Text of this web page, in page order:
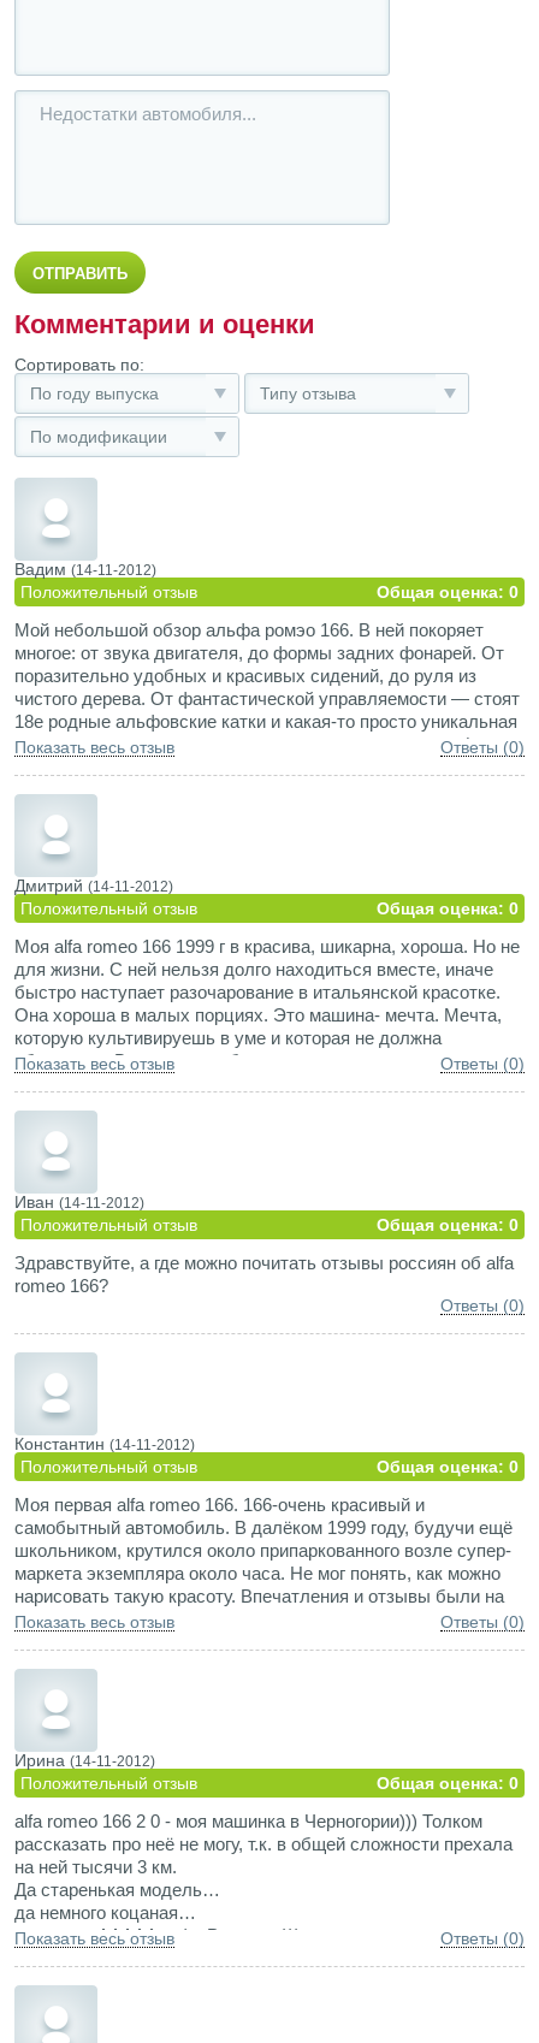
Комментарии и оценки
Сортировать по:
По году выпуска
Типу отзыва
По модификации
Вадим (14-11-2012)
Положительный отзыв Общая оценка: 0
Мой небольшой обзор альфа ромэо 166. В ней покоряет
многое: от звука двигателя, до формы задних фонарей. От
поразительно удобных и красивых сидений, до руля из
чистого дерева. От фантастической управляемости — стоят
18е родные альфовские катки и какая-то просто уникальная
подвеска — до ускорения со ста, или ста пятидесяти (кому
посадки в салоне этого авто. Лучше я устраивался,
пожалуй, только что в БМВ Е39, если память не изменяет,
комплектация individual. Машина прекрасно ведет себя на
большой скорости, а разгонял я ее, правда, слово "разгонял"
не то, ускорял, скорее, до 220 км/ч, дальше было
страшновато, даже несмотря на то, что опаздывал в
аэропорт! Корю себя за трусость, поскольку потенциал
позволяет ей ехать около 250… Эта альфа обладает
прекрасной шумоизоляцией, позволяет тратить до 9 (!) л на
сотню, за это отвечает пятиступенчатый автомат, все
помнят про 3.0х литровый моторчик… А в городе при
движении в режиме "в тапку" кушает все 20 =)
Показать весь отзыв Ответы (0)
Дмитрий (14-11-2012)
Положительный отзыв Общая оценка: 0
Моя alfa romeo 166 1999 г в красива, шикарна, хороша. Но не
для жизни. С ней нельзя долго находиться вместе, иначе
быстро наступает разочарование в итальянской красотке.
Она хороша в малых порциях. Это машина- мечта. Мечта,
которую культивируешь в уме и которая не должна
сбываться. Ведь должно быть что то светлое, прекрасное и
тюнинг
Показать весь отзыв Ответы (0)
Иван (14-11-2012)
Положительный отзыв Общая оценка: 0
Здравствуйте, а где можно почитать отзывы россиян об alfa
romeo 166?
Ответы (0)
Константин (14-11-2012)
Положительный отзыв Общая оценка: 0
Моя первая alfa romeo 166. 166-очень красивый и
самобытный автомобиль. В далёком 1999 году, будучи ещё
школьником, крутился около припаркованного возле супер-
маркета экземпляра около часа. Не мог понять, как можно
нарисовать такую красоту. Впечатления и отзывы были на
высоте.
Показать весь отзыв Ответы (0)
Ирина (14-11-2012)
Положительный отзыв Общая оценка: 0
alfa romeo 166 2 0 - моя машинка в Черногории))) Толком
рассказать про неё не могу, т.к. в общей сложности прехала
на ней тысячи 3 км.
Да старенькая модель…
да немного коцаная…
но это же АААААльфа Ромееео )))
Показать весь отзыв Ответы (0)